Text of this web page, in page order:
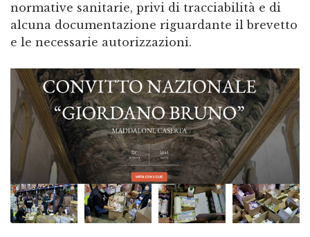
normative sanitarie, privi di tracciabilità e di
alcuna documentazione riguardante il brevetto
e le necessarie autorizzazioni.